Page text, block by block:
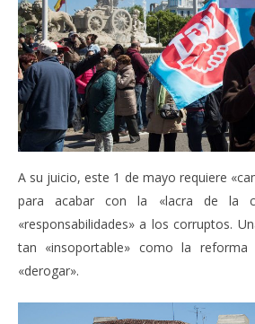
A su juicio, este 1 de mayo requiere
para acabar con la «lacra de la
«responsabilidades» a los corruptos.
tan «insoportable» como la
«derogar».